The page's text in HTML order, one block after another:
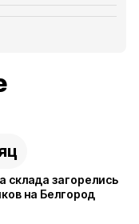
склада загорелись
на Белгород